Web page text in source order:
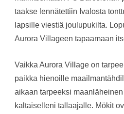
taakse lennätettiin Ivalosta
lapsille viestiä joulupukilta.
Aurora Villageen tapaamaan
Vaikka Aurora Village on
paikka hienoille
aikaan tarpeeksi
kaltaiselleni tallaajalle. Mökit